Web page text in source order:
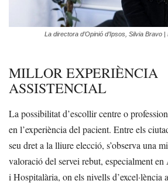
La directora d’Opinió d’Ipsos, Silvia Bravo
MILLOR EXPERIÈNCIA
ASSISTENCIAL
La possibilitat d’escollir centre o
en l’experiència del pacient. Entre els
seu dret a la lliure elecció, s’observa una
valoració del servei rebut, especialment
i Hospitalària, on els nivells